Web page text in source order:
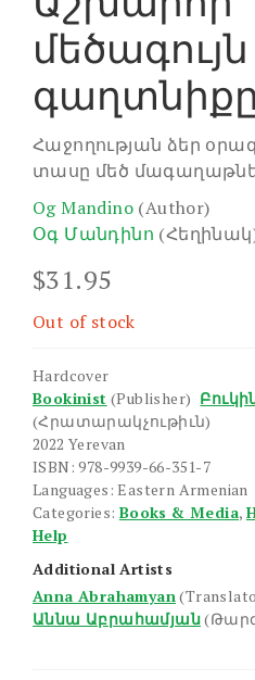
մեծագույն
գաղտնիքը
Հաջողության ձեր
տասը մեծ
Og Mandino (Author)
Օգ Մանդինո
$31.95
Out of stock
Hardcover
Bookinist (Publisher)
(Հրատարակչութիւն)
2022 Yerevan
ISBN: 978-9939-66-351-7
Languages: Eastern Armenian
Categories: Books & Media,
Help
Additional Artists
Anna Abrahamyan
Աննա Աբրահամյան